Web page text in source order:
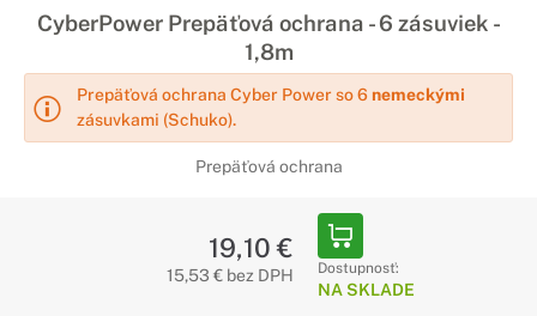
CyberPower Prepäťová ochrana - 6 zásuviek -
1,8m
Prepäťová ochrana Cyber Power so 6nemeckými
zásuvkami (Schuko).
Prepäťová ochrana
19,10 €
15,53 € bez DPH Dostupnosť:
NA SKLADE